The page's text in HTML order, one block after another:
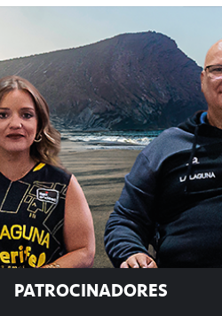
PATROCINADORES